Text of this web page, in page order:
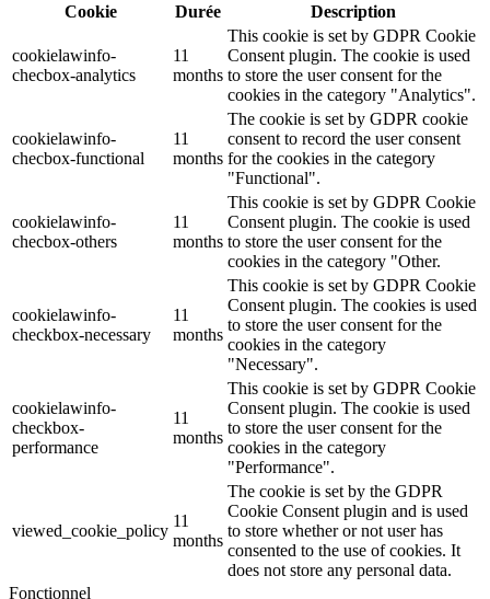
Cookie
Durée Description
cookielawinfo-
checbox-analytics
11
months
This cookie is set by GDPR Cookie
Consent plugin. The cookie is used
to store the user consent for the
cookies in the category "Analytics".
cookielawinfo-
checbox-functional
11
months
The cookie is set by GDPR cookie
consent to record the user consent
for the cookies in the category
"Functional".
cookielawinfo-
checbox-others
11
months
This cookie is set by GDPR Cookie
Consent plugin. The cookie is used
to store the user consent for the
cookies in the category "Other.
cookielawinfo-
checkbox-necessary
11
months
This cookie is set by GDPR Cookie
Consent plugin. The cookies is used
to store the user consent for the
cookies in the category
"Necessary".
cookielawinfo-
checkbox-
performance
11
months
This cookie is set by GDPR Cookie
Consent plugin. The cookie is used
to store the user consent for the
cookies in the category
"Performance".
viewed_cookie_policy
11
months
The cookie is set by the GDPR
Cookie Consent plugin and is used
to store whether or not user has
consented to the use of cookies. It
does not store any personal data.
Fonctionnel